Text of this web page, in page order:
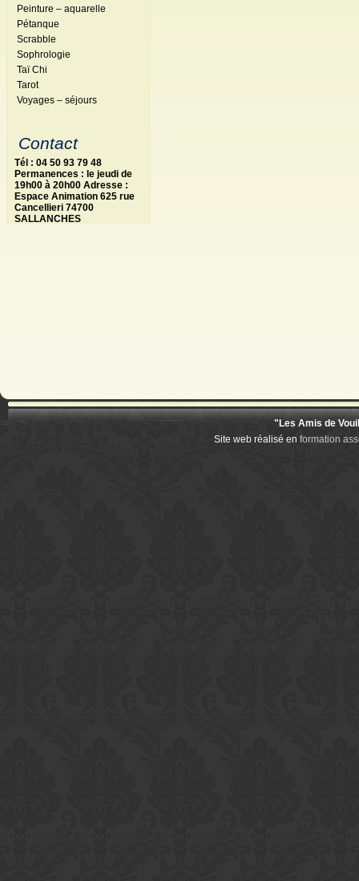
Peinture – aquarelle
Pétanque
Scrabble
Sophrologie
Taï Chi
Tarot
Voyages – séjours
Contact
Tél : 04 50 93 79 48
Permanences : le jeudi de
19h00 à 20h00 Adresse :
Espace Animation 625 rue
Cancellieri 74700
SALLANCHES
"Les Amis de
Site web réalisé en formation